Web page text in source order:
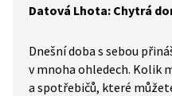
Datová Lhota: Chytrá
Dnešní doba s sebou
v mnoha ohledech. Kolik
a spotřebičů, které